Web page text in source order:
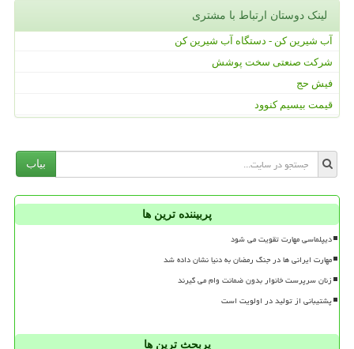
لینک دوستان ارتباط با مشتری
آب شیرین کن - دستگاه آب شیرین کن
شرکت صنعتی سخت پوشش
فیش حج
قیمت بیسیم کنوود
بیاب
پربیننده ترین ها
دیپلماسی مهارت تقویت می شود
مهارت ایرانی ها در جنگ رمضان به دنیا نشان داده شد
زنان سرپرست خانوار بدون ضمانت وام می گیرند
پشتیبانی از تولید در اولویت است
پربحث ترین ها